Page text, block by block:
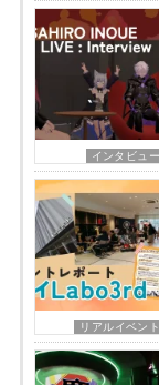
インタビュー
リアルイベント